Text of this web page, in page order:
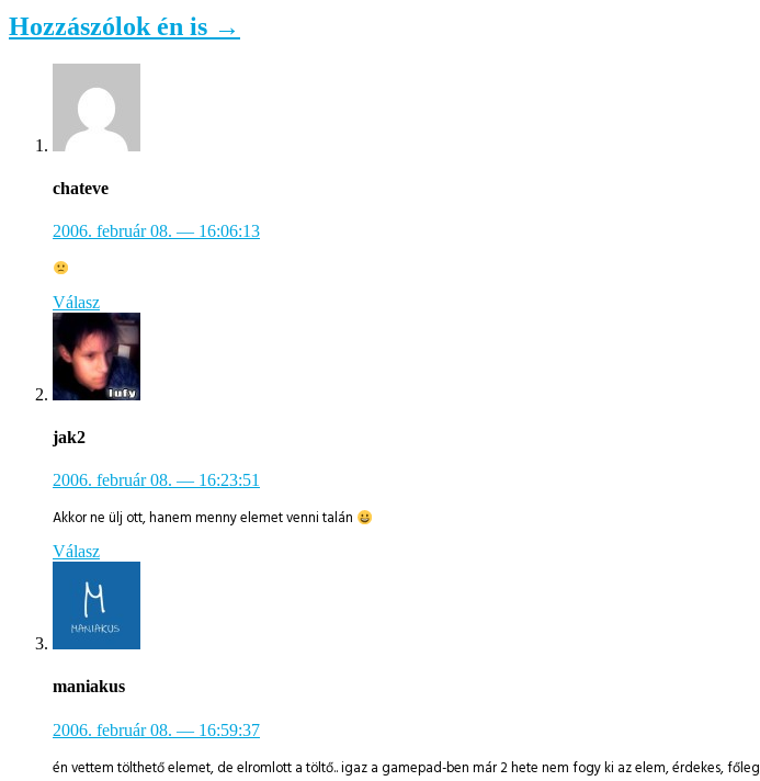
Hozzászólok én is →
chateve
2006. február 08. — 16:06:13
Válasz
jak2
2006. február 08. — 16:23:51
Akkor ne ülj ott, hanem menny elemet venni talán
Válasz
maniakus
2006. február 08. — 16:59:37
én vettem tölthető elemet, de elromlott a töltő.. igaz a gamepad-ben már 2 hete nem fogy ki az elem, érdekes,